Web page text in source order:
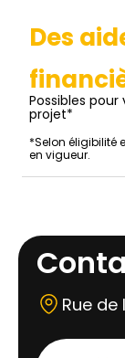
Des
Possibles pour
projet*
*Selon éligibilité
en vigueur.
Rue de